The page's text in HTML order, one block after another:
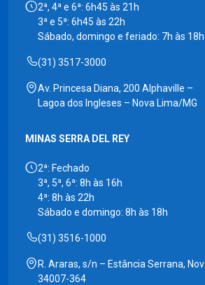
2ª, 4ª e 6ª: 6h45 às 21h
3ª e 5ª: 6h45 às 22h
Sábado, domingo e feriado: 7h às 18h
(31) 3517-3000
Av. Princesa Diana, 200 Alphaville –
Lagoa dos Ingleses – Nova Lima/MG
MINAS SERRA DEL REY
2ª: Fechado
3ª, 5ª, 6ª: 8h às 16h
4ª: 8h às 22h
Sábado e domingo: 8h às 18h
(31) 3516-1000
R. Araras, s/n – Estância Serrana,
34007-364